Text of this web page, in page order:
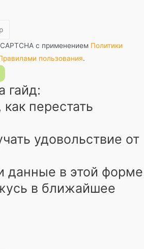
с применением Политики
пользования.
гайд:
перестать
удовольствие от
данные в этой форме
в ближайшее